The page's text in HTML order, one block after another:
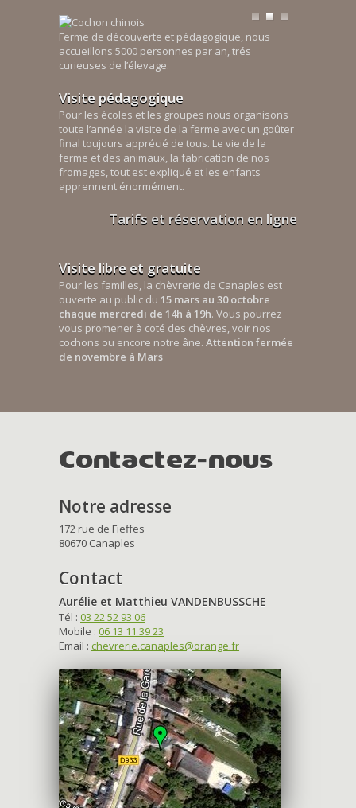
Ferme de découverte et pédagogique, nous
accueillons 5000 personnes par an, trés
curieuses de l’élevage.
Visite pédagogique
Pour les écoles et les groupes nous organisons
toute l’année la visite de la ferme avec un goûter
final toujours apprécié de tous. Le vie de la
ferme et des animaux, la fabrication de nos
fromages, tout est expliqué et les enfants
apprennent énormément.
Tarifs et réservation en ligne
Visite libre et gratuite
Pour les familles, la chèvrerie de Canaples est
ouverte au public du 15 mars au 30 octobre
chaque mercredi de 14h à 19h. Vous pourrez
vous promener à coté des chèvres, voir nos
cochons ou encore notre âne. Attention fermée
de novembre à Mars
Contactez-nous
Notre adresse
172 rue de Fieffes
80670 Canaples
Contact
Aurélie et Matthieu VANDENBUSSCHE
Tél : 03 22 52 93 06
Mobile : 06 13 11 39 23
Email : chevrerie.canaples@orange.fr